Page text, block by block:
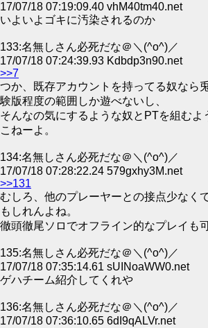
17/07/18 07:19:09.40 vhM40tm40.net
いよいよゴキに汚染されるのか
133:名無しさん必死だな＠＼(^o^)／
17/07/18 07:24:39.93 Kdbdp3n90.net
>>7
つか、既存アカウントを持ってる奴なら
験版程度の範囲しか遊べないし、
そんなの気にするような奴とPTを組むよ
こねーよ。
134:名無しさん必死だな＠＼(^o^)／
17/07/18 07:28:22.24 579gxhy3M.net
>>131
むしろ、他のプレーヤーとの接点少なく
もしれんよね。
徹頭徹尾ソロでオフライン的なプレイも
135:名無しさん必死だな＠＼(^o^)／
17/07/18 07:35:14.61 sUINoaWW0.net
ゲハチーム紹介してくれや
136:名無しさん必死だな＠＼(^o^)／
17/07/18 07:36:10.65 6dI9qALVr.net